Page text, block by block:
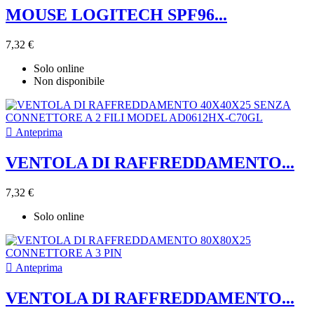
MOUSE LOGITECH SPF96...
7,32 €
Solo online
Non disponibile
 Anteprima
VENTOLA DI RAFFREDDAMENTO...
7,32 €
Solo online
 Anteprima
VENTOLA DI RAFFREDDAMENTO...